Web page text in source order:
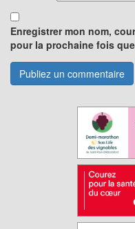
Enregistrer mon nom,
pour la prochaine fois